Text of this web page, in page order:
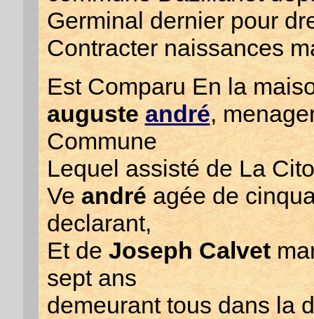
Germinal dernier pour
Contracter naissances
Est Comparu En la
auguste andré,
Commune
Lequel assisté de La
Ve andréagée de
declarant,
Et deJoseph Calvet
sept ans
demeurant tous dans la